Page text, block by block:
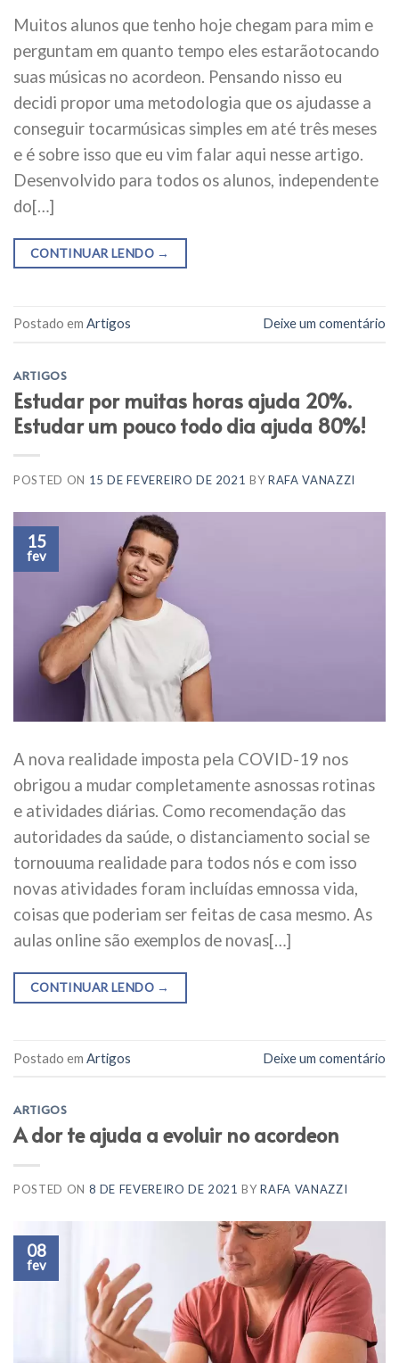
Muitos alunos que tenho hoje chegam para mim e
perguntam em quanto tempo eles estarãotocando
suas músicas no acordeon. Pensando nisso eu
decidi propor uma metodologia que os ajudasse a
conseguir tocarmúsicas simples em até três meses
e é sobre isso que eu vim falar aqui nesse artigo.
Desenvolvido para todos os alunos, independente
do[…]
CONTINUAR LENDO →
Postado em Artigos Deixe um comentário
ARTIGOS
Estudar por muitas horas ajuda 20%.
Estudar um pouco todo dia ajuda 80%!
POSTED ON 15 DE FEVEREIRO DE 2021 BYRAFA VANAZZI
15
fev
A nova realidade imposta pela COVID-19 nos
obrigou a mudar completamente asnossas rotinas
e atividades diárias. Como recomendação das
autoridades da saúde, o distanciamento social se
tornouuma realidade para todos nós e com isso
novas atividades foram incluídas emnossa vida,
coisas que poderiam ser feitas de casa mesmo. As
aulas online são exemplos de novas[…]
CONTINUAR LENDO →
Postado em Artigos Deixe um comentário
ARTIGOS
A dor te ajuda a evoluir no acordeon
POSTED ON 8 DE FEVEREIRO DE 2021 BYRAFA VANAZZI
08
fev